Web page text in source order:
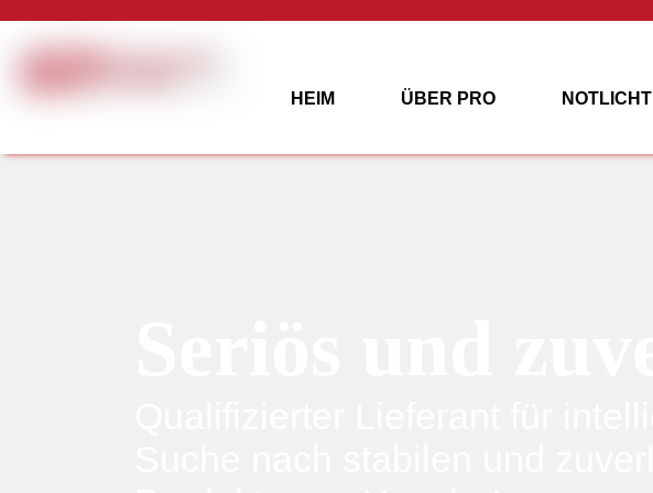
HEIM ÜBER PRO NOTLICHT
PROJEKTE KONTAKTIERE UNS